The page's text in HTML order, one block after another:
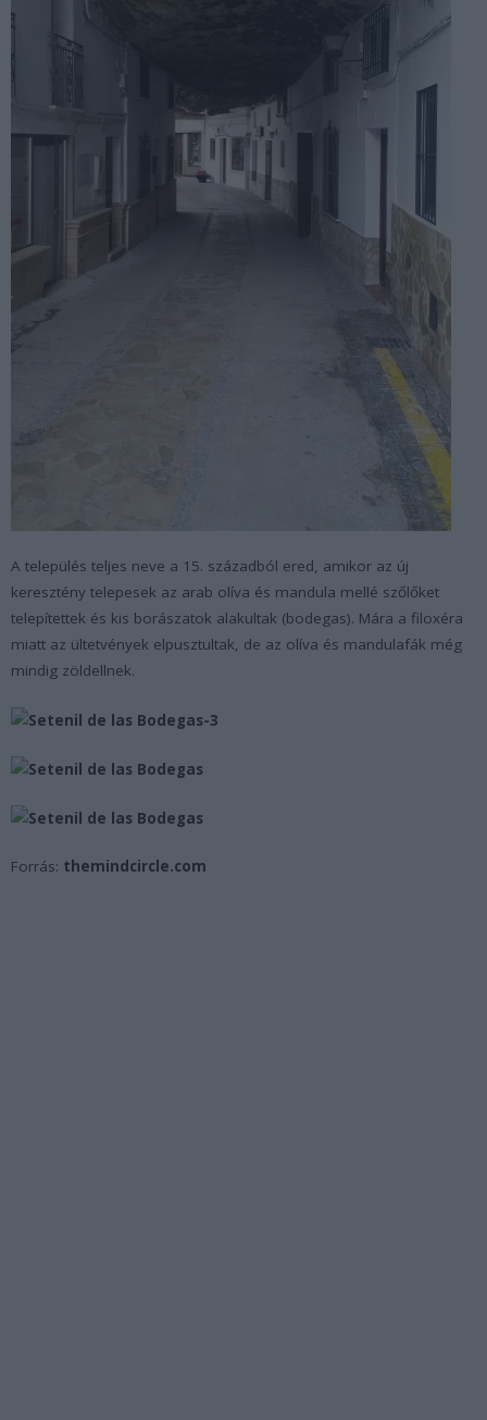
A település teljes neve a 15. századból ered, amikor az új
keresztény telepesek az arab olíva és mandula mellé szőlőket
telepítettek és kis borászatok alakultak (bodegas). Mára a filoxéra
miatt az ültetvények elpusztultak, de az olíva és mandulafák még
mindig zöldellnek.
Forrás: themindcircle.com